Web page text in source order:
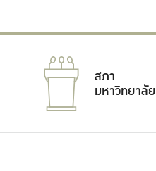
สภา
มหาวิทยาลัย